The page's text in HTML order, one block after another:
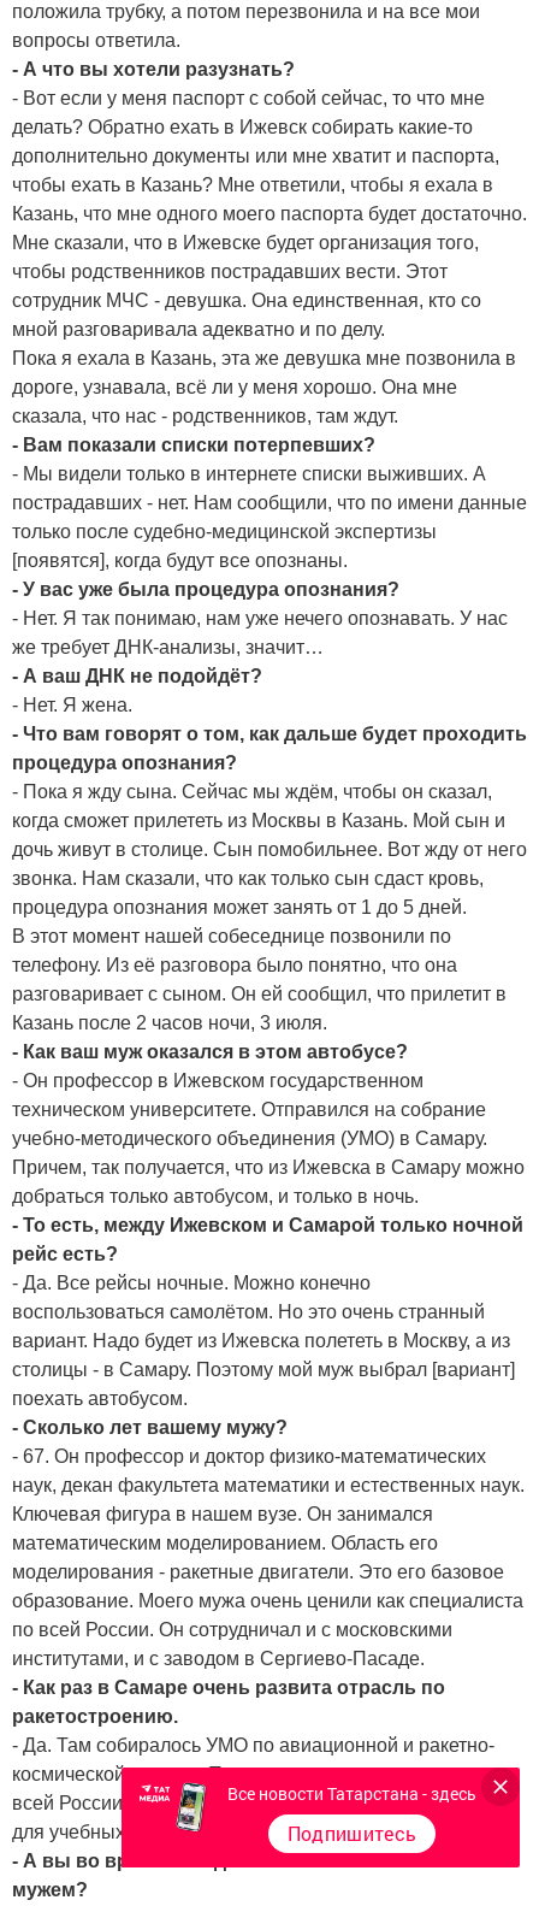
положила трубку, а потом перезвонила и на все мои
вопросы ответила.
- А что вы хотели разузнать?
- Вот если у меня паспорт с собой сейчас, то что мне
делать? Обратно ехать в Ижевск собирать какие-то
дополнительно документы или мне хватит и паспорта,
чтобы ехать в Казань? Мне ответили, чтобы я ехала в
Казань, что мне одного моего паспорта будет достаточно.
Мне сказали, что в Ижевске будет организация того,
чтобы родственников пострадавших вести. Этот
сотрудник МЧС - девушка. Она единственная, кто со
мной разговаривала адекватно и по делу.
Пока я ехала в Казань, эта же девушка мне позвонила в
дороге, узнавала, всё ли у меня хорошо. Она мне
сказала, что нас - родственников, там ждут.
- Вам показали списки потерпевших?
- Мы видели только в интернете списки выживших. А
пострадавших - нет. Нам сообщили, что по имени данные
только после судебно-медицинской экспертизы
[появятся], когда будут все опознаны.
- У вас уже была процедура опознания?
- Нет. Я так понимаю, нам уже нечего опознавать. У нас
же требует ДНК-анализы, значит…
- А ваш ДНК не подойдёт?
- Нет. Я жена.
- Что вам говорят о том, как дальше будет проходить
процедура опознания?
- Пока я жду сына. Сейчас мы ждём, чтобы он сказал,
когда сможет прилететь из Москвы в Казань. Мой сын и
дочь живут в столице. Сын помобильнее. Вот жду от него
звонка. Нам сказали, что как только сын сдаст кровь,
процедура опознания может занять от 1 до 5 дней.
В этот момент нашей собеседнице позвонили по
телефону. Из её разговора было понятно, что она
разговаривает с сыном. Он ей сообщил, что прилетит в
Казань после 2 часов ночи, 3 июля.
- Как ваш муж оказался в этом автобусе?
- Он профессор в Ижевском государственном
техническом университете. Отправился на собрание
учебно-методического объединения (УМО) в Самару.
Причем, так получается, что из Ижевска в Самару можно
добраться только автобусом, и только в ночь.
- То есть, между Ижевском и Самарой только ночной
рейс есть?
- Да. Все рейсы ночные. Можно конечно
воспользоваться самолётом. Но это очень странный
вариант. Надо будет из Ижевска полететь в Москву, а из
столицы - в Самару. Поэтому мой муж выбрал [вариант]
поехать автобусом.
- Сколько лет вашему мужу?
- 67. Он профессор и доктор физико-математических
наук, декан факультета математики и естественных наук.
Ключевая фигура в нашем вузе. Он занимался
математическим моделированием. Область его
моделирования - ракетные двигатели. Это его базовое
образование. Моего мужа очень ценили как специалиста
по всей России. Он сотрудничал и с московскими
институтами, и с заводом в Сергиево-Пасаде.
- Как раз в Самаре очень развита отрасль по
ракетостроению.
- Да. Там собиралось УМО по авиационной и ракетно-
космической технике. Туда съехались специалисты со
всей России. Они занимаются разработкой документов
для учебных планов, рабочих программ.
- А вы во время поездки как-то созванивались с
мужем?
Все новости Татарстана - здесь
Подпишитесь